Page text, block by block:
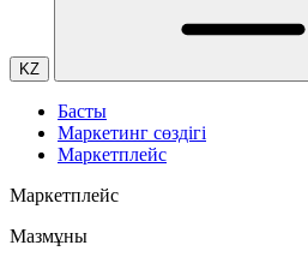
KZ
Басты
Маркетинг сөздігі
Маркетплейс
Маркетплейс
Мазмұны